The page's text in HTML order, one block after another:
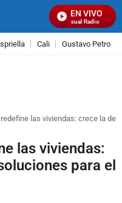
EN VIVO
Señal Visual Radio
Cali Gustavo Petro
redefine las viviendas: crece la
las viviendas:
para el